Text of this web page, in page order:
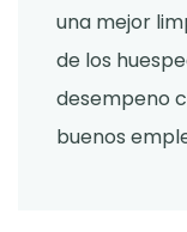
una mejor
de los
desempeno
buenos